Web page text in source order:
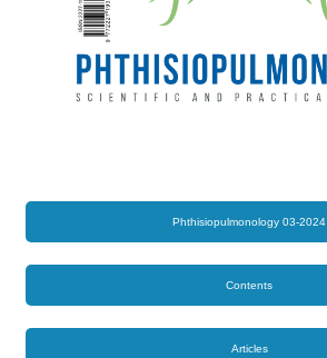
Phthisiopulmonology 03-2024
Contents
Articles